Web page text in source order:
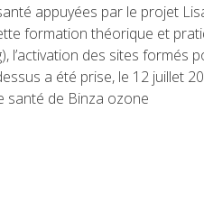
appuyées par le projet
formation théorique et
l’activation des sites formés
a été prise, le 12 juillet
santé de Binza ozone